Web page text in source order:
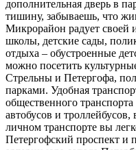
дополнительная дверь в
тишину, забываешь, что
Микрорайон радует своей
школы, детские сады,
отдыха – обустроенные
можно посетить
Стрельны и Петергофа,
парками. Удобная
общественного
автобусов и
личном транспорте вы
Петергофский проспект и